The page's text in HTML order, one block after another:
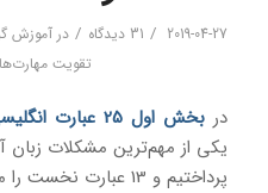
2019-04-27
/ 31 دیدگاه / درآموزش
تقویت
در بخش اول 25 عبارت انگلیسی مفید در مکالمات روزمره
یکی از مهم‌ترین مشکلات زبان
پرداختیم و 13 عبارت نخست را معرفی کردیم.